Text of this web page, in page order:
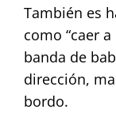
También es
como “caer a
banda de
dirección,
bordo.